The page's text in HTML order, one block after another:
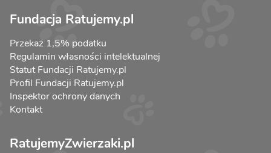
Fundacja Ratujemy.pl
Przekaż 1,5% podatku
Regulamin własności intelektualnej
Statut Fundacji Ratujemy.pl
Profil Fundacji Ratujemy.pl
Inspektor ochrony danych
Kontakt
RatujemyZwierzaki.pl